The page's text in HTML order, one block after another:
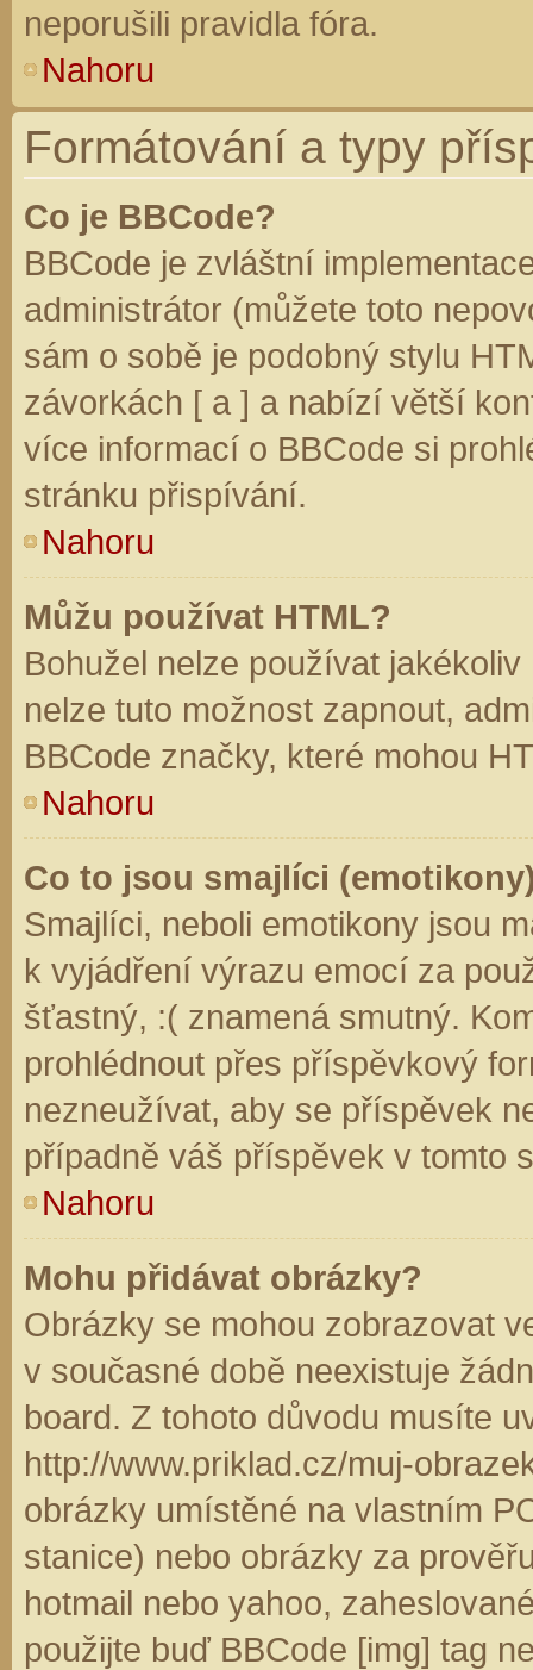
neporušili pravidla fóra.
Nahoru
Formátování a typy
Co je BBCode?
BBCode je zvláštní
administrátor (můžete toto
sám o sobě je podobný stylu
závorkách [ a ] a nabízí větší
více informací o BBCode si
stránku přispívání.
Nahoru
Můžu používat HTML?
Bohužel nelze používat
nelze tuto možnost zapnout,
BBCode značky, které mohou
Nahoru
Co to jsou smajlíci
Smajlíci, neboli emotikony jsou
k vyjádření výrazu emocí za
šťastný, :( znamená smutný.
prohlédnout přes příspěvkový
nezneužívat, aby se příspěvek
případně váš příspěvek v tomto
Nahoru
Mohu přidávat obrázky?
Obrázky se mohou zobrazovat
v současné době neexistuje
board. Z tohoto důvodu musíte
http://www.priklad.cz/muj-
obrázky umístěné na vlastním
stanice) nebo obrázky za
hotmail nebo yahoo,
použijte buď BBCode [img] tag